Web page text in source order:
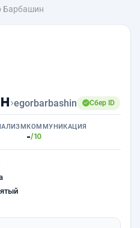
Барбашин
›egorbarbashin Сбер ID
КОММУНИКАЦИЯ
-/10